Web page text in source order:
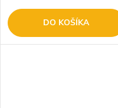
DO KOŠÍKA